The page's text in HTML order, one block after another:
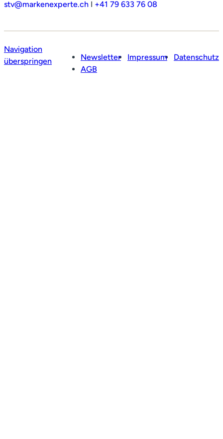
stv@markenexperte.ch I +41 79 633 76 08
Navigation
überspringen
Newsletter Impressum
Datenschutz
AGB